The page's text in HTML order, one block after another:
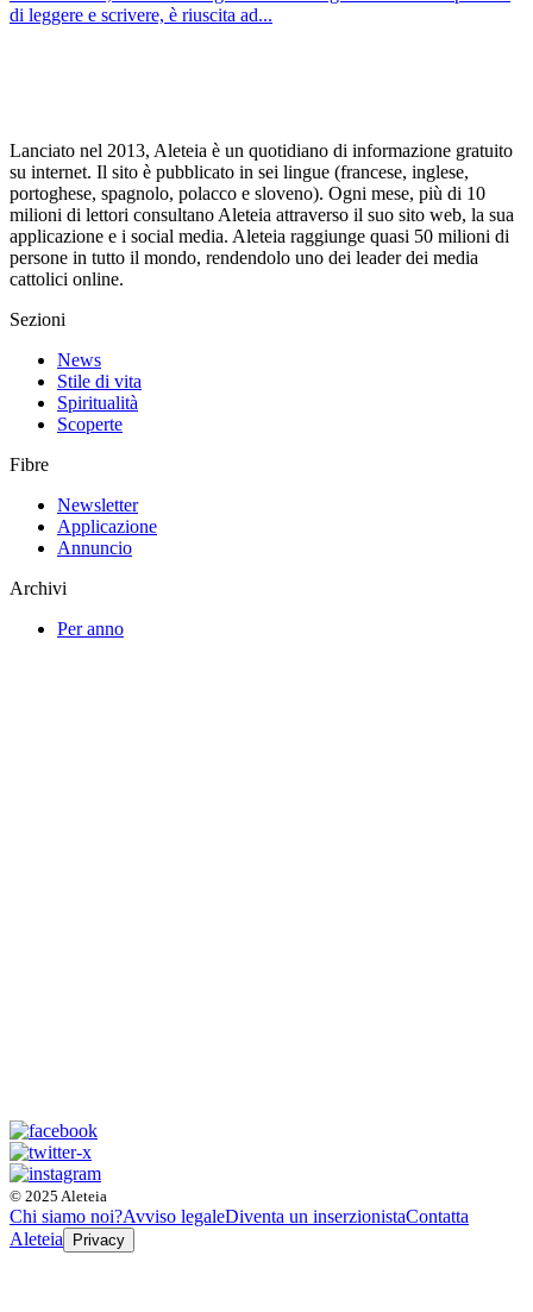
di leggere e scrivere, è riuscita ad...
Lanciato nel 2013, Aleteia è un quotidiano di informazione gratuito
su internet. Il sito è pubblicato in sei lingue (francese, inglese,
portoghese, spagnolo, polacco e sloveno). Ogni mese, più di 10
milioni di lettori consultano Aleteia attraverso il suo sito web, la sua
applicazione e i social media. Aleteia raggiunge quasi 50 milioni di
persone in tutto il mondo, rendendolo uno dei leader dei media
cattolici online.
Sezioni
News
Stile di vita
Spiritualità
Scoperte
Fibre
Newsletter
Applicazione
Annuncio
Archivi
Per anno
© 2025 Aleteia
Chi siamo noi?Avviso legaleDiventa un inserzionistaContatta
Aleteia
Privacy